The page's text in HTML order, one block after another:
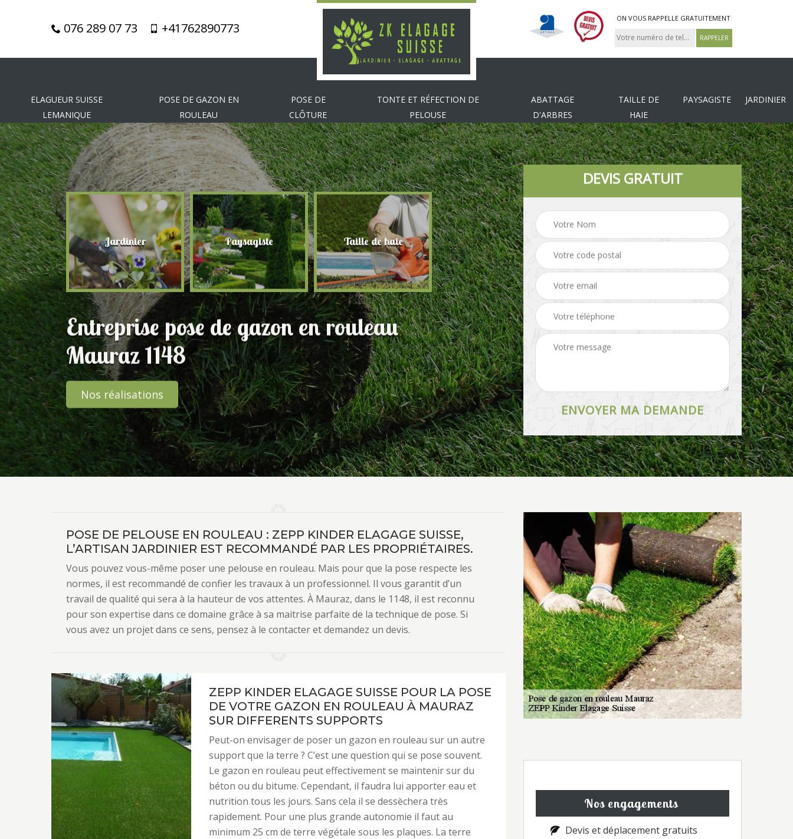
076 289 07 73 +41762890773
ON VOUS RAPPELLE GRATUITEMENT
ELAGUEUR SUISSE
LEMANIQUE
POSE DE GAZON EN
ROULEAU
POSE DE
CLÔTURE
TONTE ET RÉFECTION DE
PELOUSE
ABATTAGE
D'ARBRES
TAILLE DE
HAIE
PAYSAGISTE JARDINIER
Jardinier Paysagiste Taille de haie Abattage d'arbres Tonte et réfection de Pose de clôture
Entreprise pose de gazon en rouleau
Mauraz 1148
Nos réalisations
DEVIS GRATUIT
POSE DE PELOUSE EN ROULEAU : ZEPP KINDER ELAGAGE SUISSE,
L’ARTISAN JARDINIER EST RECOMMANDÉ PAR LES PROPRIÉTAIRES.
Vous pouvez vous-même poser une pelouse en rouleau. Mais pour que la pose respecte les
normes, il est recommandé de confier les travaux à un professionnel. Il vous garantit d’un
travail de qualité qui sera à la hauteur de vos attentes. À Mauraz, dans le 1148, il est reconnu
pour son expertise dans ce domaine grâce à sa maitrise parfaite de la technique de pose. Si
vous avez un projet dans ce sens, pensez à le contacter et demandez un devis.
ZEPP KINDER ELAGAGE SUISSE POUR LA POSE
DE VOTRE GAZON EN ROULEAU À MAURAZ
SUR DIFFERENTS SUPPORTS
Peut-on envisager de poser un gazon en rouleau sur un autre
support que la terre ? C’est une question qui se pose souvent.
Le gazon en rouleau peut effectivement se maintenir sur du
béton ou du bitume. Cependant, il faudra lui apporter eau et
nutrition tous les jours. Sans cela il se dessèchera très
rapidement. Pour une plus grande autonomie il faut au
minimum 25 cm de terre végétale sous les plaques. La terre
Nos engagements
Devis et déplacement gratuits